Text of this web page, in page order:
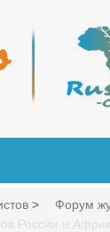
> Форум
России и